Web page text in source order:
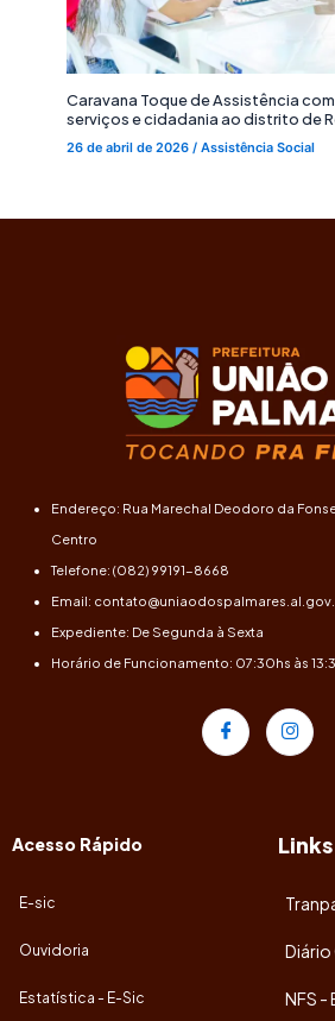
Caravana Toque de Assistência
serviços e cidadania ao distrito de
26 de abril de 2026/Assistência Social
Endereço: Rua Marechal Deodoro da
Centro
Telefone: (082) 99191-8668
Email:
Expediente: De Segunda à Sexta
Horário de Funcionamento: 07:30hs às
Acesso Rápido
E-sic
Ouvidoria
Estatística - E-Sic
Diário
NFS -